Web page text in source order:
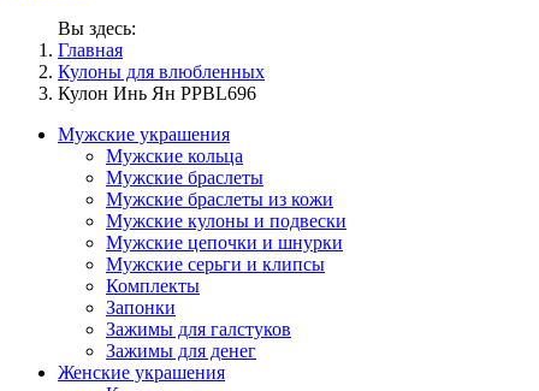
Вы здесь:
Главная
Кулоны для влюбленных
Кулон Инь Ян PPBL696
Мужские украшения
Мужские кольца
Мужские браслеты
Мужские браслеты из кожи
Мужские кулоны и подвески
Мужские цепочки и шнурки
Мужские серьги и клипсы
Комплекты
Запонки
Зажимы для галстуков
Зажимы для денег
Женские украшения